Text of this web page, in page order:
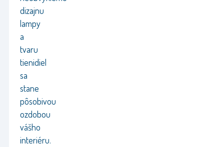
dizajnu
lampy
a
tvaru
tienidiel
sa
stane
pôsobivou
ozdobou
vášho
interiéru.